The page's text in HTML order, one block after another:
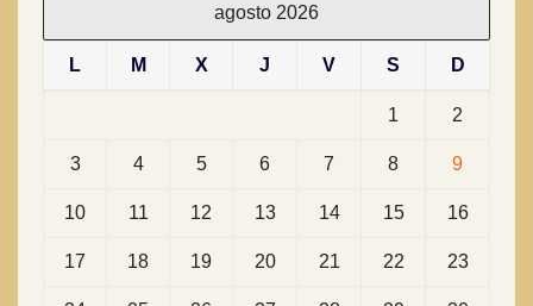
agosto 2026
L M X J V S D
1 2
3 4 5 6 7 8 9
10 11 12 13 14 15 16
17 18 19 20 21 22 23